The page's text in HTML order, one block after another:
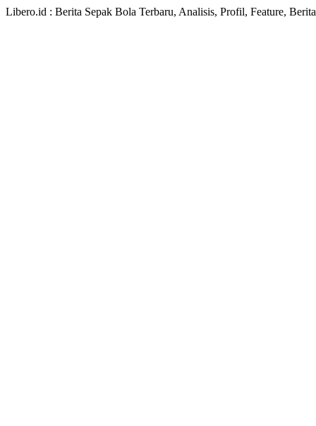
Libero.id : Berita Sepak Bola Terbaru, Analisis, Profil, Feature,